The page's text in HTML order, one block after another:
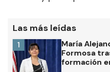
Las más leídas
María
Formosa
formación
1